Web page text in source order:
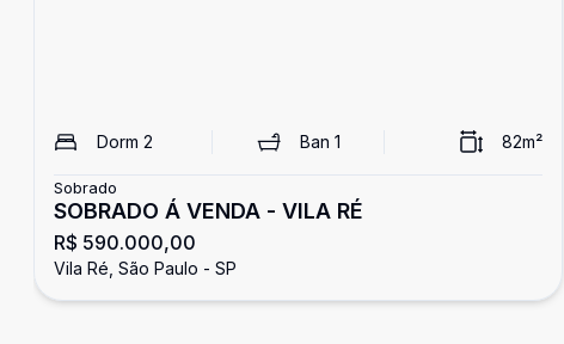
Dorm 2 Ban 1 82m²
Sobrado
SOBRADO Á VENDA - VILA RÉ
R$ 590.000,00
Vila Ré, São Paulo - SP